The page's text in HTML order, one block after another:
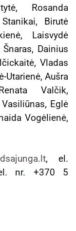
Rosanda
Birutė
Laisvydė
Dainius
Vladas
Utarienė, Aušra
Valčik,
Eglė
Vogėlienė,
, el.
nr. +370 5